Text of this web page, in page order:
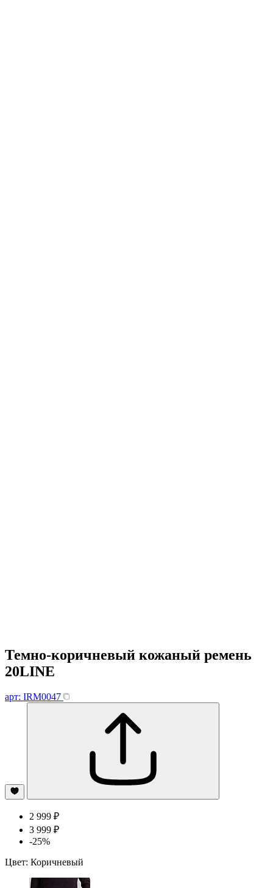
Темно-коричневый кожаный ремень
20LINE
арт: IRM0047
2 999 ₽
3 999 ₽
-25%
Цвет: Коричневый